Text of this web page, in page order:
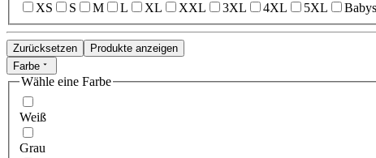
XS
S M L XL XXL 3XL 4XL 5XL Babys
Zurücksetzen
Produkte anzeigen
Farbe
Wähle eine Farbe
Weiß
Grau